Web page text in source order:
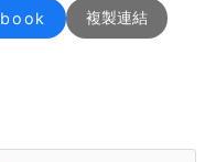
複製連結